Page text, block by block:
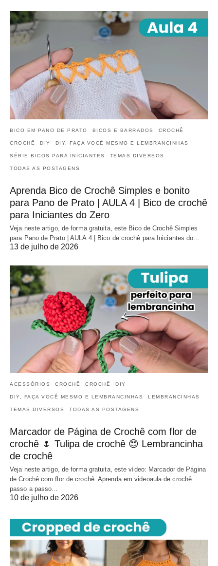
BICO EM PANO DE PRATO BICOS E BARRADOS CROCHÊ
CROCHÊ DIY DIY, FAÇA VOCÊ MESMO E LEMBRANCINHAS
SÉRIE BICOS PARA INICIANTES TEMAS DIVERSOS
TODAS AS POSTAGENS
Aprenda Bico de Crochê Simples e bonito
para Pano de Prato | AULA 4 | Bico de crochê
para Iniciantes do Zero
Veja neste artigo, de forma gratuita, este Bico de Crochê Simples
para Pano de Prato | AULA 4 | Bico de crochê para Iniciantes do…
13 de julho de 2026
ACESSÓRIOS CROCHÊ CROCHÊ DIY
DIY, FAÇA VOCÊ MESMO E LEMBRANCINHAS LEMBRANCINHAS
TEMAS DIVERSOS TODAS AS POSTAGENS
Marcador de Página de Crochê com flor de
crochê 🌷 Tulipa de crochê 😍 Lembrancinha
de crochê
Veja neste artigo, de forma gratuita, este vídeo: Marcador de Página
de Crochê com flor de crochê. Aprenda em videoaula de crochê
passo a passo…
10 de julho de 2026